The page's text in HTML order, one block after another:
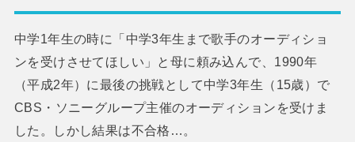
中学1年生の時に「中学3年生まで歌手のオーディショ
ンを受けさせてほしい」と母に頼み込んで、1990年
（平成2年）に最後の挑戦として中学3年生（15歳）で
CBS・ソニーグループ主催のオーディションを受けま
した。しかし結果は不合格…。